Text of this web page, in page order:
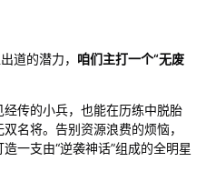
道的潜力， 咱们主打一个“无废
传的小兵，也能在历练中脱胎
名将。告别资源浪费的烦恼，
一支由“逆袭神话”组成的全明星